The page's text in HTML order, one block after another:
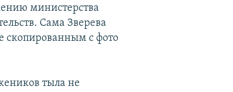
министерства
Сама Зверева
скопированным с фото
тыла не